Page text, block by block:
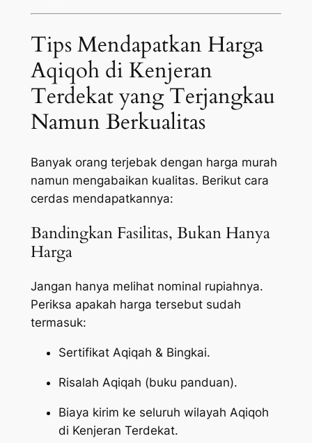
Tips Mendapatkan Harga
Aqiqoh di Kenjeran
Terdekat yang Terjangkau
Namun Berkualitas
Banyak orang terjebak dengan harga murah
namun mengabaikan kualitas. Berikut cara
cerdas mendapatkannya:
Bandingkan Fasilitas, Bukan Hanya
Harga
Jangan hanya melihat nominal rupiahnya.
Periksa apakah harga tersebut sudah
termasuk:
Sertifikat Aqiqah & Bingkai.
Risalah Aqiqah (buku panduan).
Biaya kirim ke seluruh wilayah Aqiqoh
di Kenjeran Terdekat.